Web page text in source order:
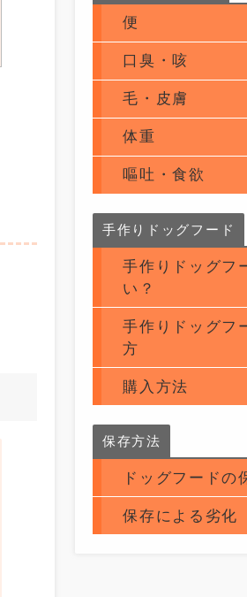
便
口臭・咳
毛・皮膚
体重
嘔吐・食欲
手作りドッグフード
手作りドッグフ
い？
手作りドッグフ
方
購入方法
保存方法
ドッグフードの
保存による劣化